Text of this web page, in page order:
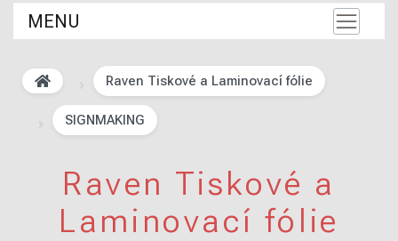
MENU
Raven Tiskové a Laminovací fólie
SIGNMAKING
Raven Tiskové a
Laminovací fólie